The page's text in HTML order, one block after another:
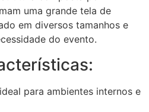
uma grande tela de
em diversos tamanhos e
do evento.
para ambientes internos e